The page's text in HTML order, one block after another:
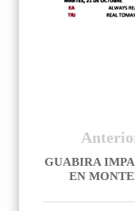
GUABIRA
EN